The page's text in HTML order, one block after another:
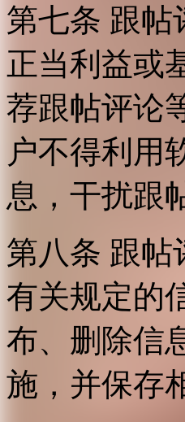
第七条 跟帖
正当利益或
荐跟帖评论
户不得利用
息，干扰跟
第八条 跟帖
有关规定的
布、删除信
施，并保存